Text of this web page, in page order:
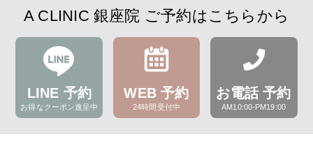
A CLINIC 銀座院 ご予約はこちらから
LINE 予約
お得なクーポン進呈中
WEB 予約
24時間受付中
お電話 予約
AM10:00-PM19:00